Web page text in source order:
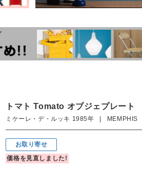
トマト Tomato オブジェプレート
ミケーレ・デ・ルッキ 1985年 | MEMPHIS
お取り寄せ
価格を見直しました!